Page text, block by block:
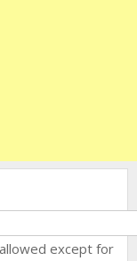
except for